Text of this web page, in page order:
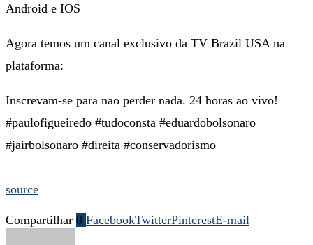
Android e IOS
Agora temos um canal exclusivo da TV Brazil USA na
plataforma:
Inscrevam-se para nao perder nada. 24 horas ao vivo!
#paulofigueiredo #tudoconsta #eduardobolsonaro
#jairbolsonaro #direita #conservadorismo
source
Compartilhar 0 FacebookTwitterPinterestE-mail